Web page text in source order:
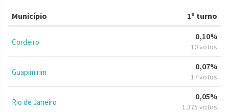
Município 1º turno
Cordeiro
0,10%
10 votos
Guapimirim
0,07%
17 votos
Rio de Janeiro
0,05%
1.375 votos